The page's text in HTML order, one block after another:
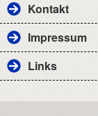
Kontakt
Impressum
Links